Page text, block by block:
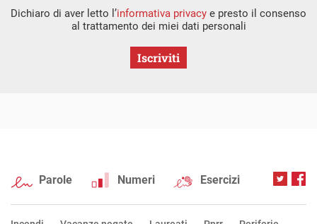
Dichiaro di aver letto l’informativa privacy e presto il consenso
al trattamento dei miei dati personali
Iscriviti
Parole Numeri Esercizi